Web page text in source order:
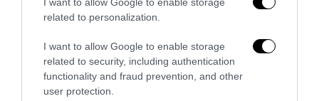
related to personalization.
I want to allow Google to enable storage
related to security, including authentication
functionality and fraud prevention, and other
user protection.
7 Agosto 2026